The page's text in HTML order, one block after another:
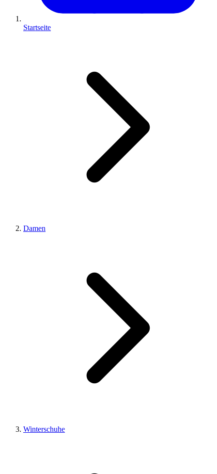
Startseite
Damen
Winterschuhe